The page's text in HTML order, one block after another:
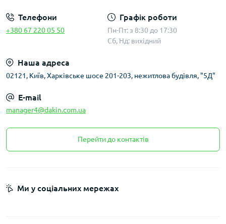
Телефони
+380 67 220 05 50
Графік роботи
Пн-Пт: з 8:30 до 17:30
Сб, Нд: вихідний
Наша адреса
02121, Київ, Харківське шосе 201-203, нежитлова будівля, "5Д"
E-mail
manager4@dakin.com.ua
Перейти до контактів
Ми у соціальних мережах